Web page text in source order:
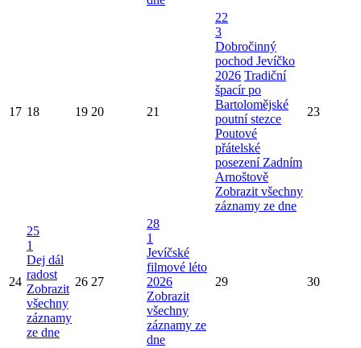
17 18 19 20 21
22
3
Dobročinný
pochod Jevíčko
2026 Tradiční
špacír po
Bartolomějské
poutní stezce
Poutové
přátelské
posezení Zadním
Arnoštově
Zobrazit všechny
záznamy ze dne
23
24
25
1
Dej dál
radost
Zobrazit
všechny
záznamy
ze dne
26 27
28
1
Jevíčské
filmové léto
2026
Zobrazit
všechny
záznamy ze
dne
29 30